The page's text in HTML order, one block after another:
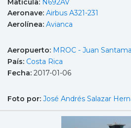
Matícula: N692AV
Aeronave: Airbus A321-231
Aerolínea: Avianca
Aeropuerto: MROC - Juan
País: Costa Rica
Fecha: 2017-01-06
Foto por: José Andrés Salazar